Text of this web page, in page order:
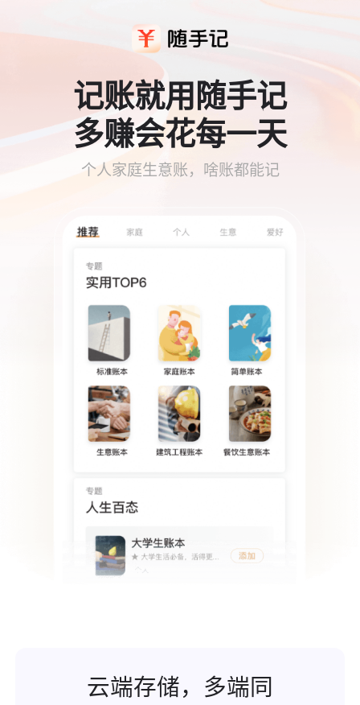
记账就用随手记
多赚会花每一天
个人家庭生意账，啥账都能记
云端存储，多端同